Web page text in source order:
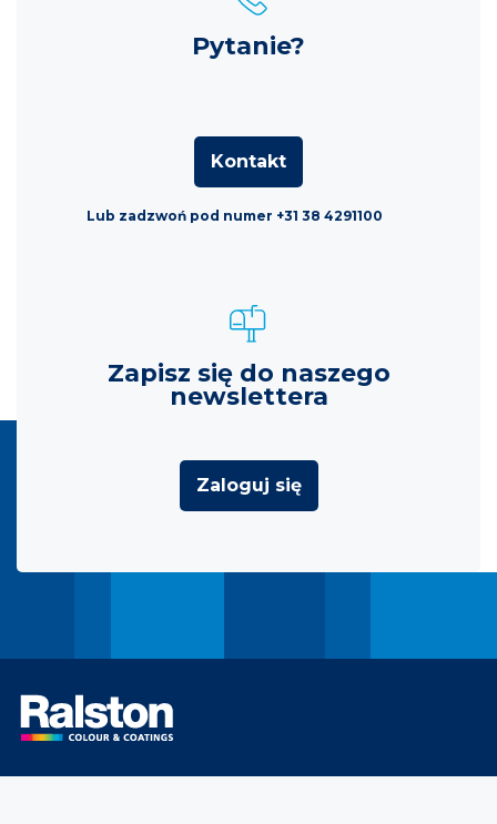
Pytanie?
Kontakt
Lub zadzwoń pod numer +31 38 4291100
Zapisz się do naszego
newslettera
Zaloguj się